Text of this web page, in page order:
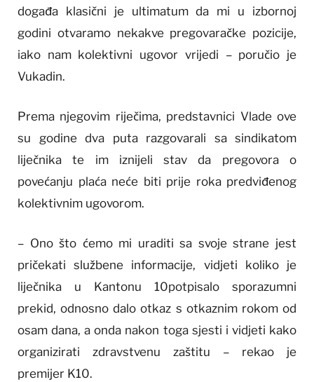
događa klasični je ultimatum da mi u izbornoj
godini otvaramo nekakve pregovaračke pozicije,
iako nam kolektivni ugovor vrijedi – poručio je
Vukadin.
Prema njegovim riječima, predstavnici Vlade ove
su godine dva puta razgovarali sa sindikatom
liječnika te im iznijeli stav da pregovora o
povećanju plaća neće biti prije roka predviđenog
kolektivnim ugovorom.
– Ono što ćemo mi uraditi sa svoje strane jest
pričekati službene informacije, vidjeti koliko je
liječnika u Kantonu 10potpisalo sporazumni
prekid, odnosno dalo otkaz s otkaznim rokom od
osam dana, a onda nakon toga sjesti i vidjeti kako
organizirati zdravstvenu zaštitu – rekao je
premijer K10.